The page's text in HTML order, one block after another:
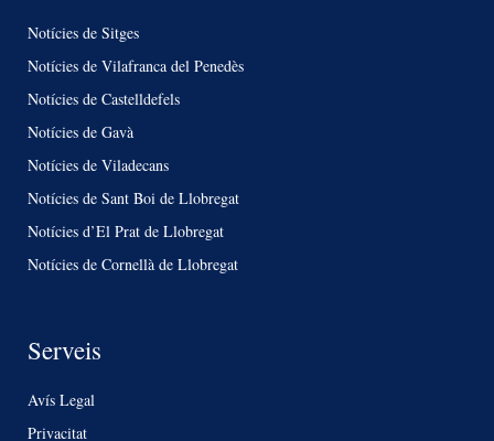
Notícies de Sitges
Notícies de Vilafranca del Penedès
Notícies de Castelldefels
Notícies de Gavà
Notícies de Viladecans
Notícies de Sant Boi de Llobregat
Notícies d’El Prat de Llobregat
Notícies de Cornellà de Llobregat
Serveis
Avís Legal
Privacitat